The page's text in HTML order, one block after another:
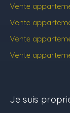
Vente
Vente
Vente
Vente
Je suis